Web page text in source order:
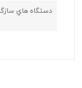
دستگاه هاي